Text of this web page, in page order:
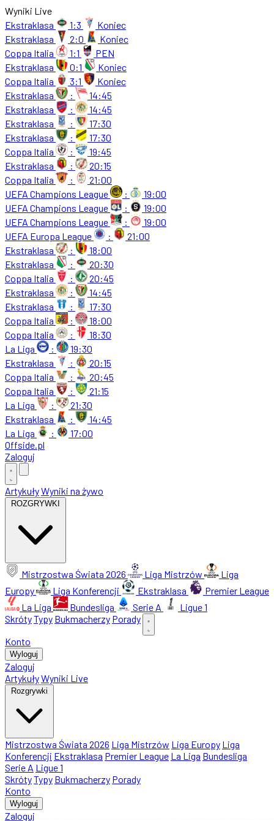
Wyniki Live
Ekstraklasa
1:3
Koniec
Ekstraklasa
2:0
Koniec
Coppa Italia
1:1
PEN
Ekstraklasa
0:1
Koniec
Coppa Italia
3:1
Koniec
Ekstraklasa
:
14:45
Ekstraklasa
:
14:45
Ekstraklasa
:
17:30
Ekstraklasa
:
17:30
Coppa Italia
:
19:45
Ekstraklasa
:
20:15
Coppa Italia
:
21:00
UEFA Champions League
:
19:00
UEFA Champions League
:
19:00
UEFA Champions League
:
19:00
UEFA Europa League
:
21:00
Ekstraklasa
:
18:00
Ekstraklasa
:
20:30
Coppa Italia
:
20:45
Ekstraklasa
:
14:45
Ekstraklasa
:
17:30
Coppa Italia
:
18:00
Coppa Italia
:
18:30
La Liga
:
19:30
Ekstraklasa
:
20:15
Coppa Italia
:
20:45
Coppa Italia
:
21:15
La Liga
:
21:30
Ekstraklasa
:
14:45
La Liga
:
17:00
Offside.pl
Zaloguj
ArtykułyWyniki na żywo
ROZGRYWKI
Mistrzostwa Świata 2026 Liga Mistrzów
Liga
Europy
Liga Konferencji Ekstraklasa
Premier League
La Liga
Bundesliga Serie A
Ligue 1
SkrótyTypy Bukmacherzy Porady
Konto
Wyloguj
Zaloguj
ArtykułyWyniki Live
Rozgrywki
Mistrzostwa Świata 2026 Liga Mistrzów Liga Europy Liga
Konferencji Ekstraklasa Premier League La Liga Bundesliga
Serie A Ligue 1
SkrótyTypy Bukmacherzy Porady
Konto
Wyloguj
Zaloguj